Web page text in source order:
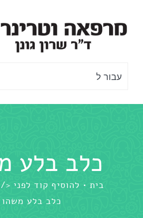
לתוכן
עבור ל
כלב בלע
בית
להוסיף קוד לפני </head> תג.
כלב בלע משהו